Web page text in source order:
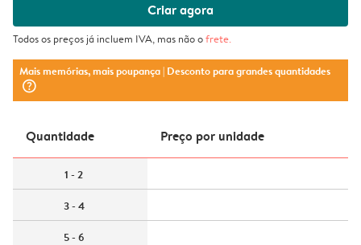
Criar agora
Todos os preços já incluem IVA, mas não ofrete.
Mais memórias, mais poupança| Desconto para grandes quantidades
question_mark_circle
Quantidade Preço por unidade
1 - 2
3 - 4
5 - 6